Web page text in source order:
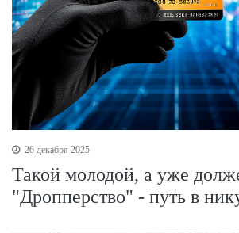
26 декабря 2025
Такой молодой, а уже
"Дропперство" - путь в